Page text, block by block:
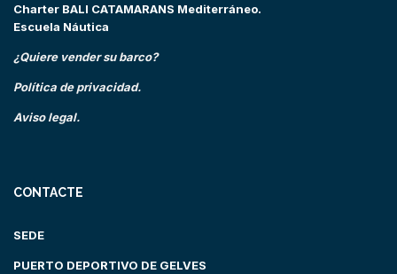
Charter BALI CATAMARANS Mediterráneo.
Escuela Náutica
¿Quiere vender su barco?
Política de privacidad.
Aviso legal.
CONTACTE
SEDE
PUERTO DEPORTIVO DE GELVES